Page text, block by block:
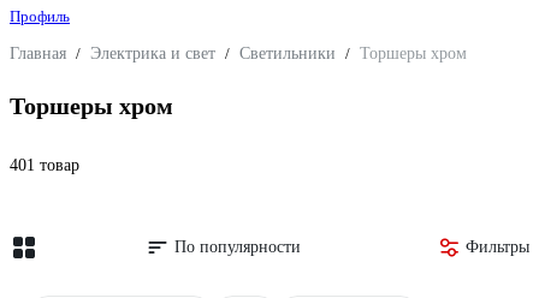
Профиль
Главная / Электрика и свет / Светильники / Торшеры хром
Торшеры хром
401 товар
По популярности Фильтры